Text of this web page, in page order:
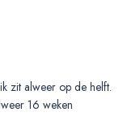
zit alweer op de helft.
16 weken